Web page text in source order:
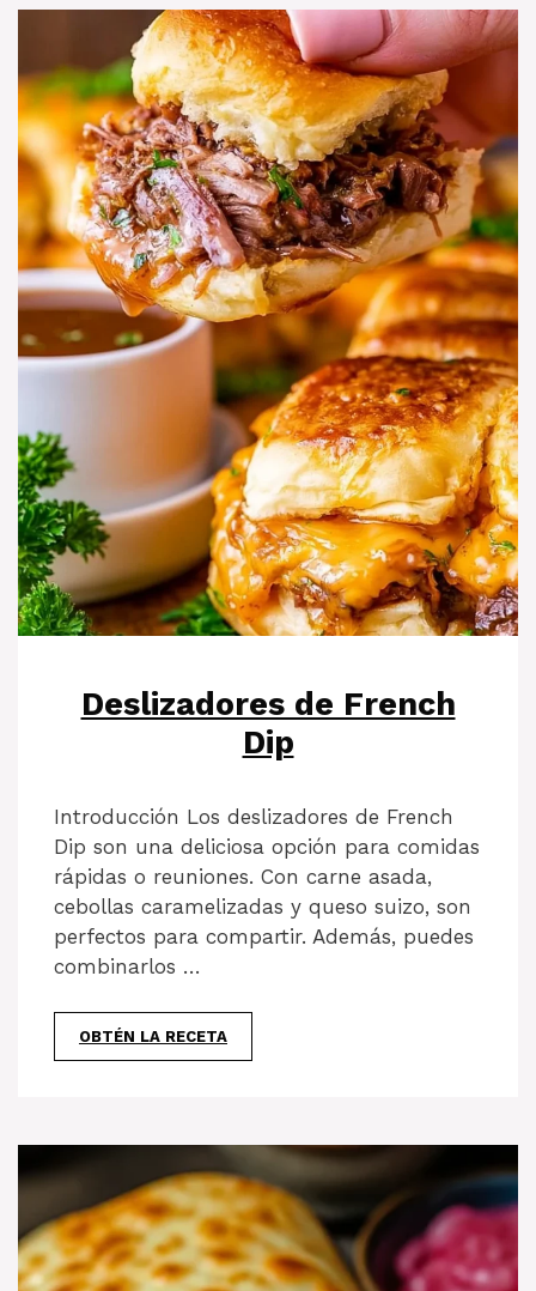
Deslizadores de French
Dip
Introducción Los deslizadores de French
Dip son una deliciosa opción para comidas
rápidas o reuniones. Con carne asada,
cebollas caramelizadas y queso suizo, son
perfectos para compartir. Además, puedes
combinarlos …
OBTÉN LA RECETA